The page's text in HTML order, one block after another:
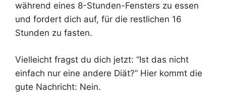
während eines 8-Stunden-Fensters zu essen
und fordert dich auf, für die restlichen 16
Stunden zu fasten.
Vielleicht fragst du dich jetzt: “Ist das nicht
einfach nur eine andere Diät?” Hier kommt die
gute Nachricht: Nein.